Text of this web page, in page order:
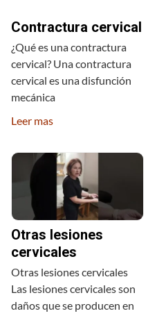
Contractura cervical
¿Qué es una contractura
cervical? Una contractura
cervical es una disfunción
mecánica
Leer mas
Otras lesiones
cervicales
Otras lesiones cervicales
Las lesiones cervicales son
daños que se producen en